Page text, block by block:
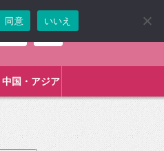
国・アジア
同意 いいえ